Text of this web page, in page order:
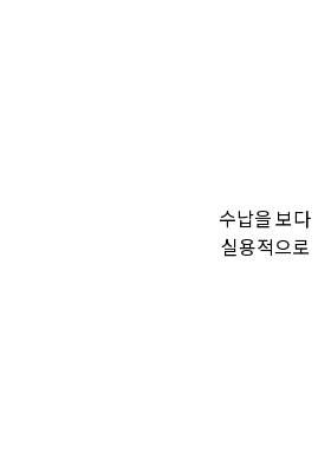
수납을 보다
실용적으로